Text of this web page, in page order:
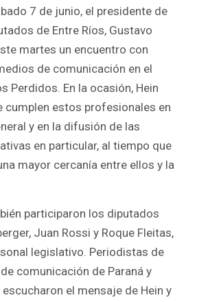
7 de junio, el presidente de
de Entre Ríos, Gustavo
martes un encuentro con
de comunicación en el
Perdidos. En la ocasión, Hein
cumplen estos profesionales en
y en la difusión de las
en particular, al tiempo que
mayor cercanía entre ellos y la
participaron los diputados
Juan Rossi y Roque Fleitas,
legislativo. Periodistas de
comunicación de Paraná y
el mensaje de Hein y